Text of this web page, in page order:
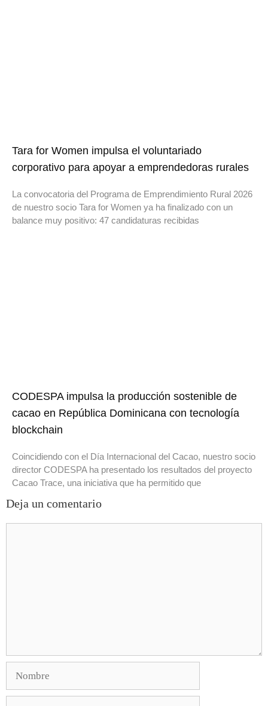
Tara for Women impulsa el voluntariado
corporativo para apoyar a emprendedoras rurales
La convocatoria del Programa de Emprendimiento Rural 2026
de nuestro socio Tara for Women ya ha finalizado con un
balance muy positivo: 47 candidaturas recibidas
CODESPA impulsa la producción sostenible de
cacao en República Dominicana con tecnología
blockchain
Coincidiendo con el Día Internacional del Cacao, nuestro socio
director CODESPA ha presentado los resultados del proyecto
Cacao Trace, una iniciativa que ha permitido que
Deja un comentario